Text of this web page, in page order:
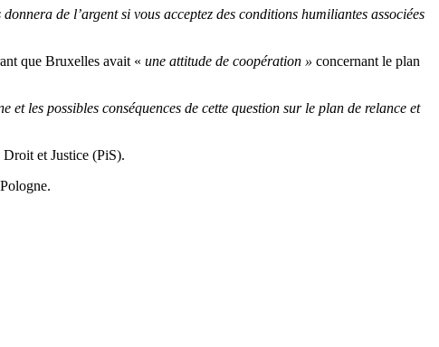
de l’argent si vous acceptez des conditions humiliantes associées
que Bruxelles avait « une attitude de coopération » concernant le plan
les possibles conséquences de cette question sur le plan de relance et
et Justice (PiS).